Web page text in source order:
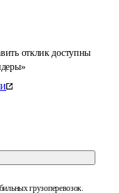
отклик доступны
грузоперевозок.